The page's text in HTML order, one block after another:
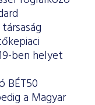
ben helyet
a Magyar